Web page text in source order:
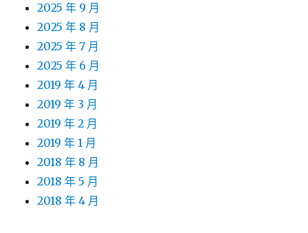
2025 年 9 月
2025 年 8 月
2025 年 7 月
2025 年 6 月
2019 年 4 月
2019 年 3 月
2019 年 2 月
2019 年 1 月
2018 年 8 月
2018 年 5 月
2018 年 4 月